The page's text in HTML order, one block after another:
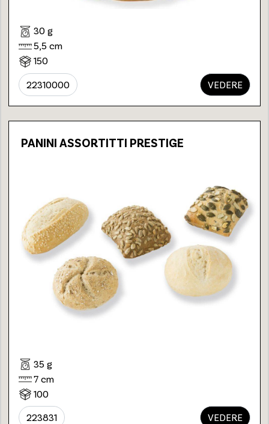
30 g
5,5 cm
150
22310000 VEDERE
PANINI ASSORTITTI PRESTIGE
35 g
7 cm
100
223831 VEDERE